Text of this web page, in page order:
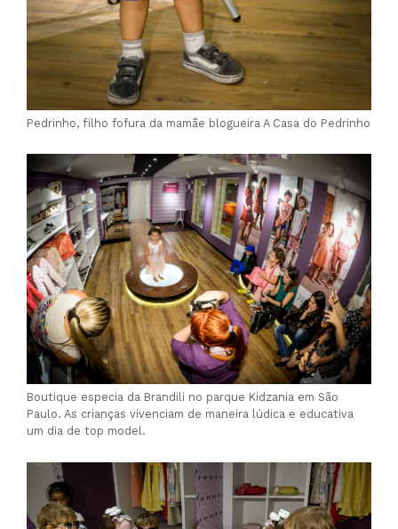
Pedrinho, filho fofura da mamãe blogueira A Casa do Pedrinho
Boutique especia da Brandili no parque Kidzania em São
Paulo. As crianças vivenciam de maneira lúdica e educativa
um dia de top model.